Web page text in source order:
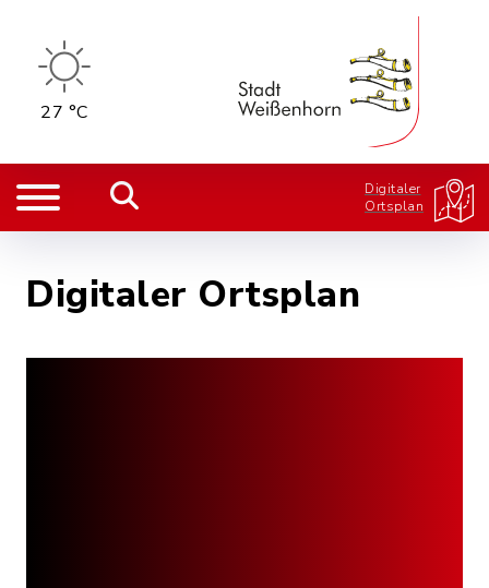
27 °C
Digitaler
Ortsplan
Digitaler Ortsplan